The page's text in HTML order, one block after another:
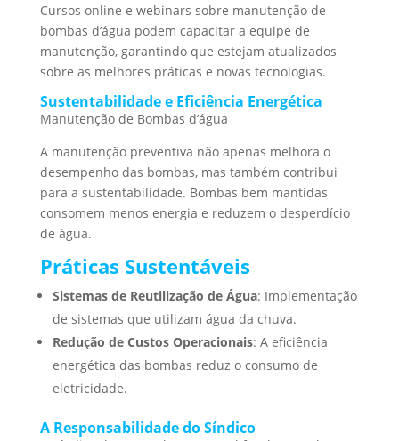
Cursos online e webinars sobre manutenção de
bombas d’água podem capacitar a equipe de
manutenção, garantindo que estejam atualizados
sobre as melhores práticas e novas tecnologias.
Sustentabilidade e Eficiência Energética
Manutenção de Bombas d’água
A manutenção preventiva não apenas melhora o
desempenho das bombas, mas também contribui
para a sustentabilidade. Bombas bem mantidas
consomem menos energia e reduzem o desperdício
de água.
Práticas Sustentáveis
Sistemas de Reutilização de Água: Implementação
de sistemas que utilizam água da chuva.
Redução de Custos Operacionais: A eficiência
energética das bombas reduz o consumo de
eletricidade.
A Responsabilidade do Síndico